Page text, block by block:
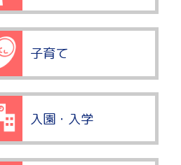
子育て
入園・入学